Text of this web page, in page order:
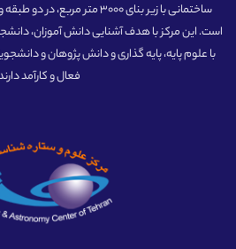
ساختمانی با زیر بنای 3000 متر
است. این مرکز با هدف آشنایی دانش آموزان،
با علوم پایه، پایه گذاری و دانش پژوهان و
فعال و کارآمد